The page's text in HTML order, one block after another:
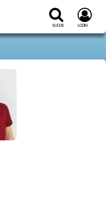
Suche Login